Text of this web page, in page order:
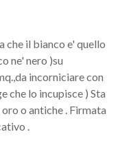
che il bianco e' quello
ne' nero )su
incorniciare con
che lo incupisce ) Sta
o antiche . Firmata
.